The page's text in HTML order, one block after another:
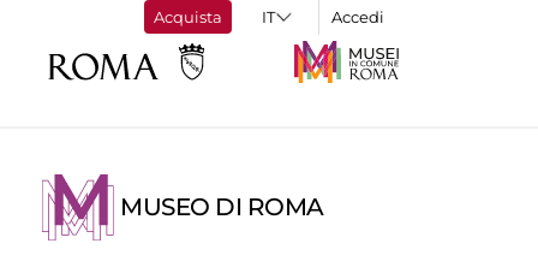
Acquista Accedi
MUSEO DI ROMA